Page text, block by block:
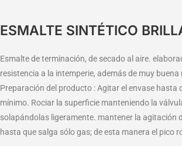
ESMALTE SINTÉTICO
Esmalte de terminación, de secado al aire.
resistencia a la intemperie, además de muy
Preparación del producto : Agitar el envase
mínimo. Rociar la superficie manteniendo la
solapándolas ligeramente. mantener la agitación
hasta que salga sólo gas; de esta manera el pico